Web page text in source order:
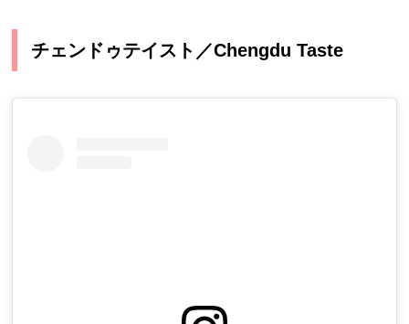
チェンドゥテイスト／Chengdu Taste